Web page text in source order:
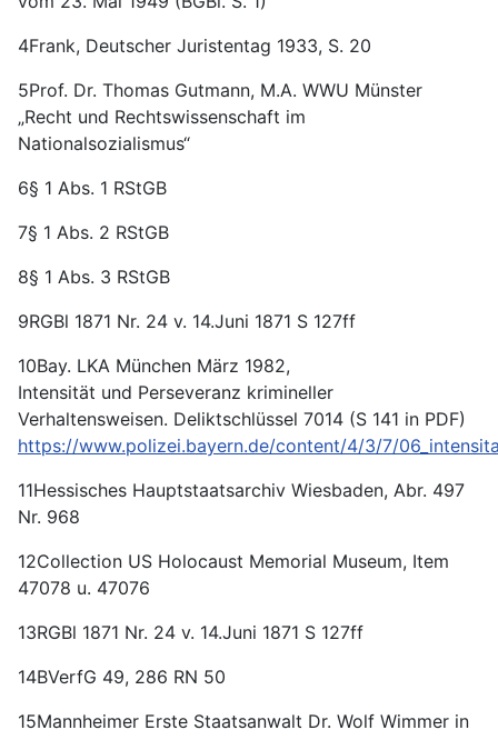
4Frank, Deutscher Juristentag 1933, S. 20
5Prof. Dr. Thomas Gutmann, M.A. WWU Münster
„Recht und Rechtswissenschaft im
Nationalsozialismus“
6§ 1 Abs. 1 RStGB
7§ 1 Abs. 2 RStGB
8§ 1 Abs. 3 RStGB
9RGBl 1871 Nr. 24 v. 14.Juni 1871 S 127ff
10Bay. LKA München März 1982,
Intensität und Perseveranz krimineller
Verhaltensweisen. Deliktschlüssel 7014 (S 141 in PDF)
https://www.polizei.bayern.de/content/4/3/7/
11Hessisches Hauptstaatsarchiv Wiesbaden, Abr. 497
Nr. 968
12Collection US Holocaust Memorial Museum, Item
47078 u. 47076
13RGBl 1871 Nr. 24 v. 14.Juni 1871 S 127ff
14BVerfG 49, 286 RN 50
15Mannheimer Erste Staatsanwalt Dr. Wolf Wimmer in